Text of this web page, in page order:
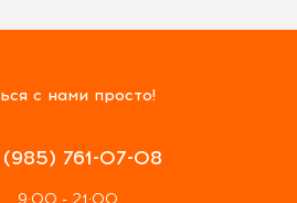
с нами просто!
(985) 761-07-08
9:00 - 21:00